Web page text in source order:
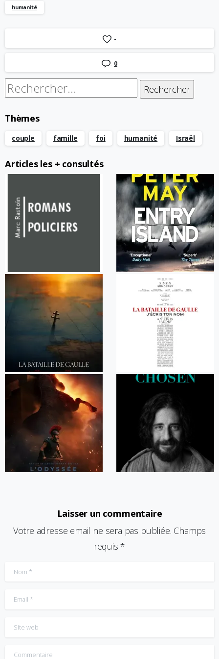
humanité
-
0
Rechercher :
Thèmes
couple famille foi humanité Israël
Articles les + consultés
Laisser un commentaire
Votre adresse email ne sera pas publiée. Champs
requis *
Nom*
Email*
Site web
Commentaire